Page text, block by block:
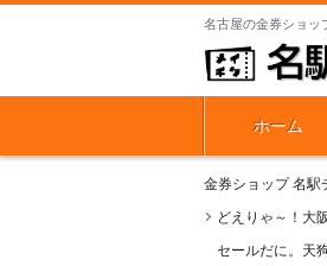
名古屋の金券ショッ
ホーム
金券ショップ 名駅
どえりゃ～！大
セールだに。天